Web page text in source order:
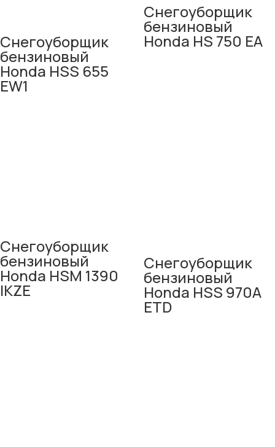
Снегоуборщик
бензиновый
Honda HSS 655
EW1
Снегоуборщик
бензиновый
Honda HS 750 EA
Снегоуборщик
бензиновый
Honda HSM 1390
IKZE
Снегоуборщик
бензиновый
Honda HSS 970A
ETD